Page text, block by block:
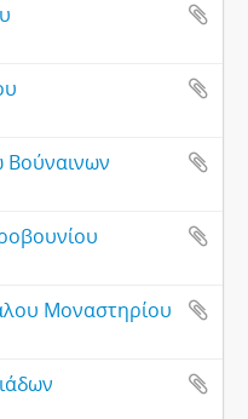
Βούναινων
Μοναστηρίου